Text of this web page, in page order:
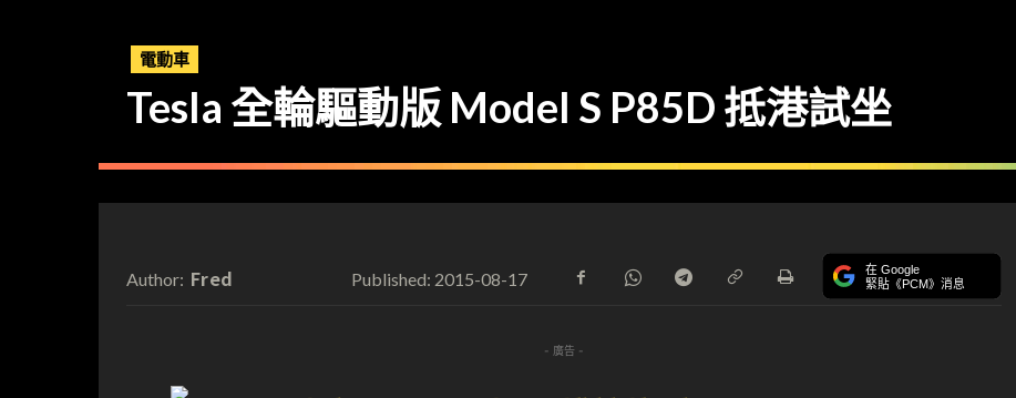
電動車
Tesla 全輪驅動版 Model S P85D 抵港試坐
Author: Fred Published: 2015-08-17 在 Google
緊貼《PCM》消息
- 廣告 -